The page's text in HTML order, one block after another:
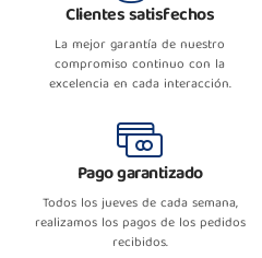
Clientes satisfechos
La mejor garantía de nuestro
compromiso continuo con la
excelencia en cada interacción.
Pago garantizado
Todos los jueves de cada semana,
realizamos los pagos de los pedidos
recibidos.